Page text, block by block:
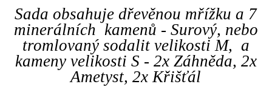
Sada obsahuje dřevěnou mřížku a 7
minerálních kamenů - Surový, nebo
tromlovaný sodalit velikosti M, a
kameny velikosti S - 2x Záhněda, 2x
Ametyst, 2x Křišťál